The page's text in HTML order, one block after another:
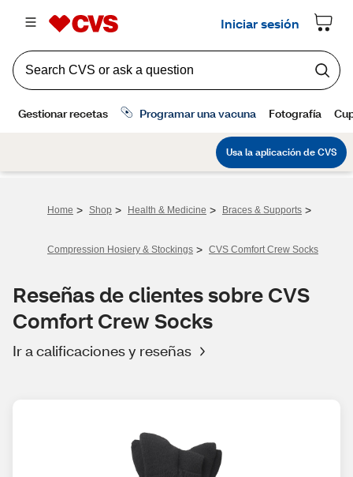
Home > Shop > Health & Medicine > Braces & Supports >
Compression Hosiery & Stockings > CVS Comfort Crew Socks
Reseñas de clientes sobre CVS
Comfort Crew Socks
Ir a calificaciones y reseñas